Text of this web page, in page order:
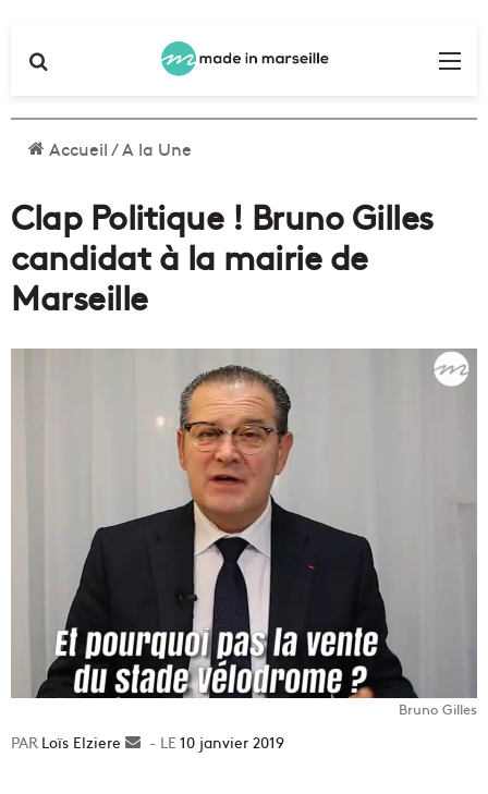
Accueil/A la Une
Clap Politique ! Bruno Gilles
candidat à la mairie de
Marseille
Bruno Gilles
Loïs Elziere
Envoyer10 janvier 2019